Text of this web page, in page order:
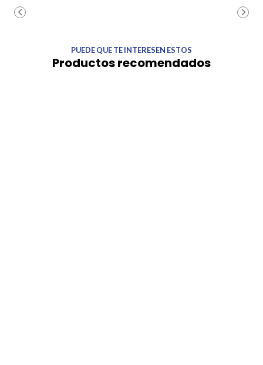
PUEDE QUE TE INTERESEN ESTOS
Productos recomendados